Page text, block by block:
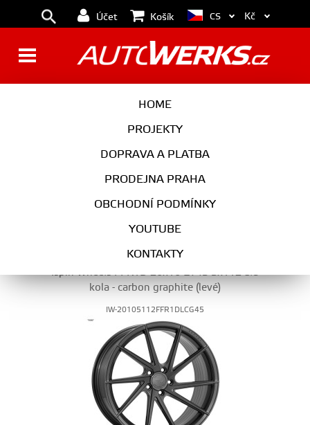
Účet Košík
HOME
PROJEKTY
DOPRAVA A PLATBA
PRODEJNA PRAHA
OBCHODNÍ PODMÍNKY
YOUTUBE
KONTAKTY
CS Kč
KOLA
Ispiri Wheels FFR1D 20x10 ET45 5x112 alu
kola - carbon graphite (levé)
IW-20105112FFR1DLCG45